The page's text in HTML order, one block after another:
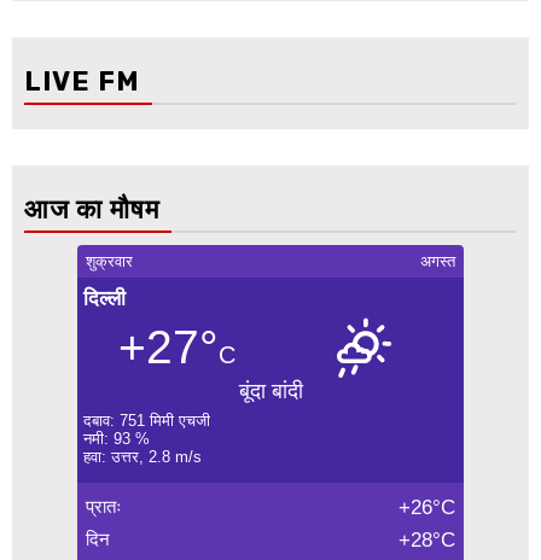
LIVE FM
आज का मौषम
शुक्रवार अगस्त
दिल्ली
+27°C
बूंदा बांदी
दबाव: 751 मिमी एचजी
नमी: 93 %
हवा: उत्तर, 2.8 m/s
प्रातः +26°C
दिन +28°C